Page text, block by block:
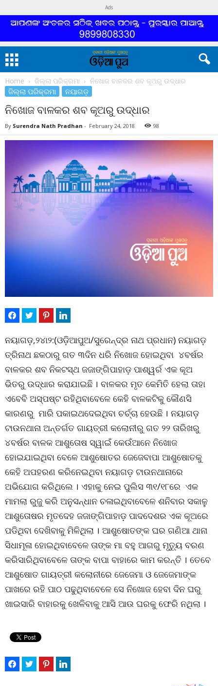
Ads
Home ଜିଲ୍ଲା ପରିକ୍ରମା ନିଖୋଜ ବାଳକର ଶବ କୂଅରୁ ଉଦ୍ଧାର
ଜିଲ୍ଲା ପରିକ୍ରମା ନୟାଗଡ଼
ନିଖୋଜ ବାଳକର ଶବ କୂଅରୁ ଉଦ୍ଧାର
By Surendra Nath Pradhan - February 24, 2018 98
ନୟାଗଡ଼,୨୪ା୨:(ଓଡ଼ିଆପୁଅ/ସୁରେନ୍ଦ୍ର ନାଥ ପ୍ରଧାନ) ନୟାଗଡ଼
ତ୍ରିନାଥ ଛକଠାରୁ ଗତ ୩ଦିନ ଧରି ନିଖୋଜ ହୋଇଥିବା ୪ବର୍ଷର
ବାଳକର ଶବ ନିକଟସ୍ଥ ଜଜାଙ୍ଗିପାହାଡ଼ ପାଶ୍ୱର୍ର ଏକ କୂଅ
ଭିତରୁ ଉଦ୍ଧାର କରାଯାଇଛି । ବାଳକର ମୃତ କେମିତି ହେଲା ତାହା
ଏବେବି ଅସ୍ପଷ୍ଟ ରହିଥିବାବେଳେ କେହି ବାଳକଟିକୁ କୌଣସି
କାରଣରୁ ମାରି ପକାଇଥଦେଇଥିବା ଚର୍ଚ୍ଚା ହେଉଛି । ନୟାଗଡ଼
ଟାଉନଥାନା ଅନ୍ତର୍ଗତ ଗାୟତ୍ରୀ କଲୋନୀରୁ ଗତ ୨୨ ତାରିଖରୁ
୪ବର୍ଷର ବାଳକ ଆଶୁତୋଷ ସ୍ୱାଇଁ କେଉଁଆନେ ନିଖୋଜ
ହୋଇଯାଇଥିବା ବେଳେ ଆଶୁଷୋତର ଜେଜେବାପା ଆଶୁଷୋତକୁ
କେହି ଅପହରଣ କରିନେଇଥିବା ନୟାଗଡ଼ ଟାଉନଥାନାରେ
ଅଭିଯୋଗ କରିଥିଲେ । ଏହାକୁ ନେଇ ପୁଲିସ ୩୧/୧୮ରେ ଏକ
ମାମଲା ରୁଜୁ କରି ଅନୁସନ୍ଧାନ ଚଳାଇଥିବାବେଳେ ଶନିବାର ସକାଳୁ
ଆଶୁତୋଷର ମୃତଦେହ ଜଜାଙ୍ଗିପାହାଡ଼ ପାଦଦେଶର ଏକ କୂଅରେ
ପଡିଥିବା ଦେଖିବାକୁ ମିଳିଥିଲା । ଆଶୁଷୋତଙ୍କ ଘର ଗଣିଆ ଥାନା
ସିଧାମୂଳା ହୋଇଥିବାବେଳେ ତାଙ୍କ ମା ବହୁ ଆଗରୁ ମୃତ୍ୟୁ ବରଣ
କରିସାରିଥିବାବେଳେ ତାଙ୍କ ବାପା ବାହାରେ କାମ କରନ୍ତି । ତେବେ
ଆଶୁଷୋତ ଗାୟତ୍ରୀ କଲୋନୀରେ ଜେଜେମା ଓ ଜେଜେମାଙ୍କ
ପାଖରେ ରହି ପାଠ ପଢୁଥିବାବେଳେ ସେ ନିଖୋଜ ହେବା ଦିନ ଘରୁ
ଖାଇସାରି ବାହାରକୁ ଖେଳିବାକୁ ଆସି ଆଉ ଘରକୁ ଫେରି ନଥିଲା ।